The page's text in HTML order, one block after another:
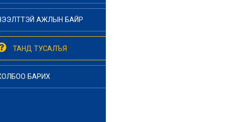
АЖЛЫН БАЙР
ТАНД ТУСАЛЪЯ
БАРИХ